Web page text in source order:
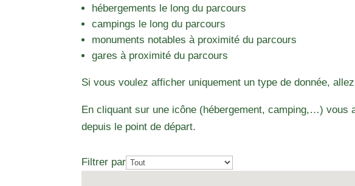
hébergements le long du parcours
campings le long du parcours
monuments notables à proximité du parcours
gares à proximité du parcours
Si vous voulez afficher uniquement un type de donnée,
En cliquant sur une icône (hébergement, camping,…) vous
depuis le point de départ.
Filtrer par